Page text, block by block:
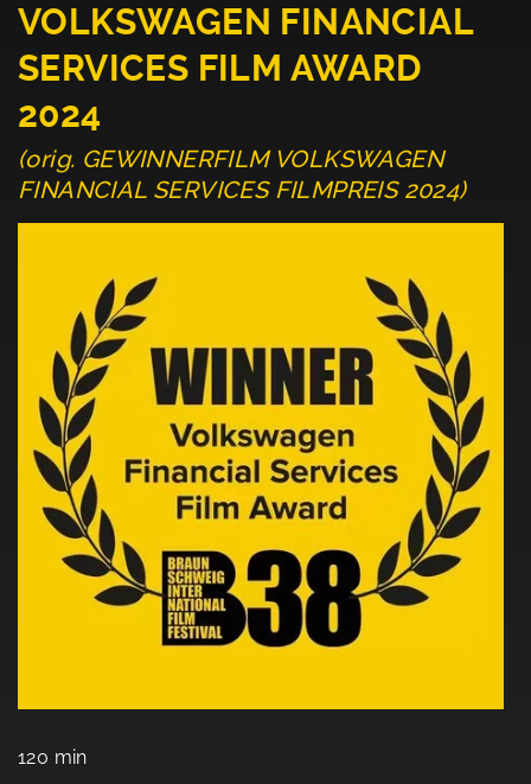
VOLKSWAGEN FINANCIAL
SERVICES FILM AWARD
2024
(orig. GEWINNERFILM VOLKSWAGEN
FINANCIAL SERVICES FILMPREIS 2024)
120 min